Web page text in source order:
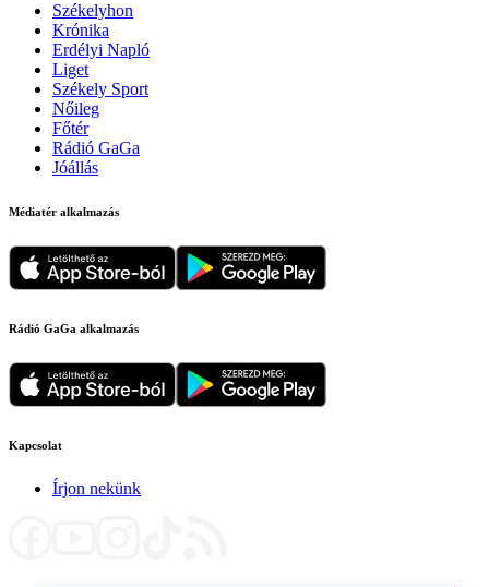
Székelyhon
Krónika
Erdélyi Napló
Liget
Székely Sport
Nőileg
Főtér
Rádió GaGa
Jóállás
Médiatér alkalmazás
Rádió GaGa alkalmazás
Kapcsolat
Írjon nekünk